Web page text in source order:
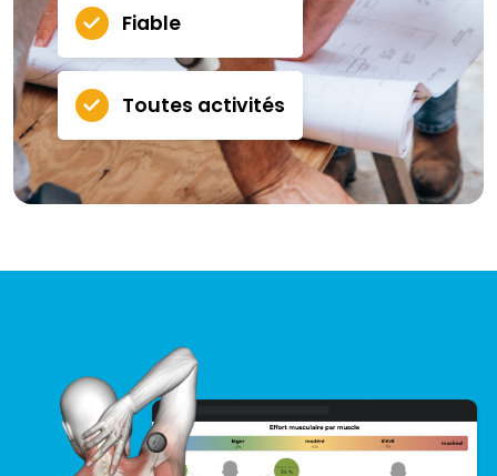
Fiable
Toutes activités